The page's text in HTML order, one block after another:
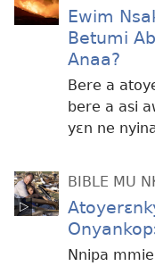
Ewim
Betumi
Anaa?
Bere a
bere a asi
yɛn ne
BIBLE MU
Nnipa